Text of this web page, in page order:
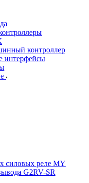
контроллер
интерфейсы
силовых реле MY
G2RV-SR